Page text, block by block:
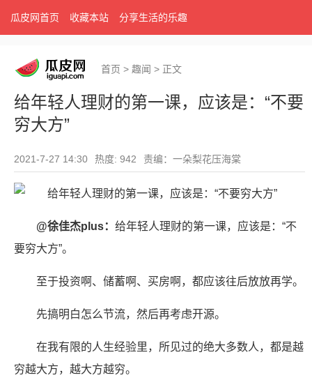
瓜皮网首页 收藏本站 分享生活的乐趣
首页 > 趣闻 > 正文
给年轻人理财的第一课，应该是：“不要
穷大方”
2021-7-27 14:30 热度: 942 责编：一朵梨花压海棠
@徐佳杰plus： 给年轻人理财的第一课，应该是：“不
要穷大方”。
至于投资啊、储蓄啊、买房啊，都应该往后放放再学。
先搞明白怎么节流，然后再考虑开源。
在我有限的人生经验里，所见过的绝大多数人，都是越
穷越大方，越大方越穷。